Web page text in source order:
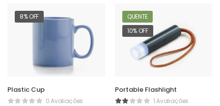
8% OFF
Plastic Cup
0 Avaliações
QUENTE
10% OFF
Portable Flashlight
1 Avaliações